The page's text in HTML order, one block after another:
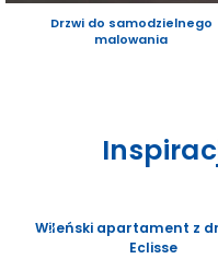
Drzwi do samodzielnego
malowania
Wileński apartament z
Eclisse